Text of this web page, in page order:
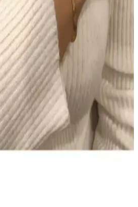
ve uygulama teknikleri, doğal ve kalıcı
sahiptir. Tonlu nemlendiriciden suya
ürünlerin işlevleri ve kullanımı
75 ml 2'li Fırsat Seti –
Çözüm
75 ml’lik iki tüp içeren Türkiye
beyazlatma sunar ve güvenli
kullanım için pratiktir; bazı
farklılık bildirir, genel memnuniyet
El ve Vücut Kremi: Derin
ve Erkeksi Koku